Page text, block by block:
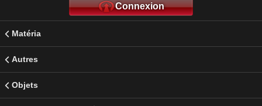
Connexion
Matéria
Autres
Objets